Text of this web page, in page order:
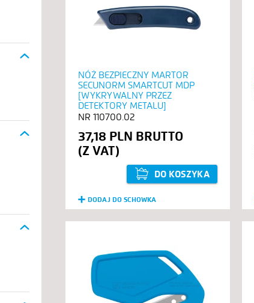
NÓŻ BEZPIECZNY MARTOR
SECUNORM SMARTCUT MDP
[WYKRYWALNY PRZEZ
DETEKTORY METALU]
110700.02
37,18 PLN
DO KOSZYKA
DODAJ DO SCHOWKA